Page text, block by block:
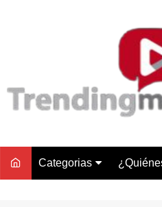
Categorias